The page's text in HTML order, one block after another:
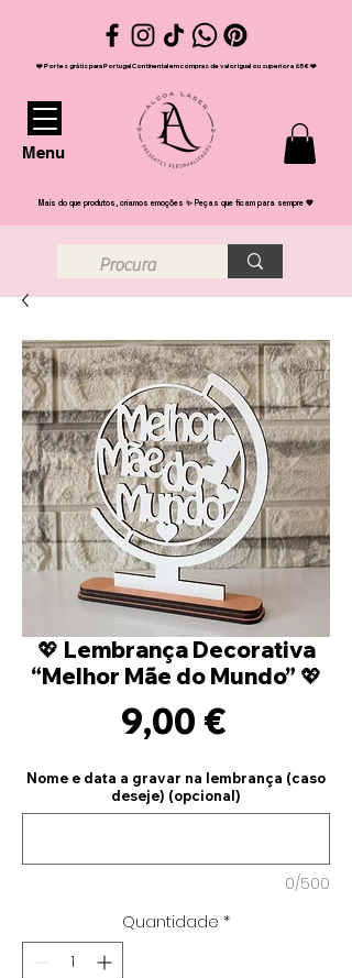
❤️ Portes grátis para Portugal Continental em compras de valor igual ou superior a 65€ ❤️
Menu
Mais do que produtos, criamos emoções ✨ Peças que ficam para sempre 💖
💖 Lembrança Decorativa
“Melhor Mãe do Mundo” 💖
9,00 €Preço
Nome e data a gravar na lembrança (caso
deseje) (opcional)
0/500
Quantidade *